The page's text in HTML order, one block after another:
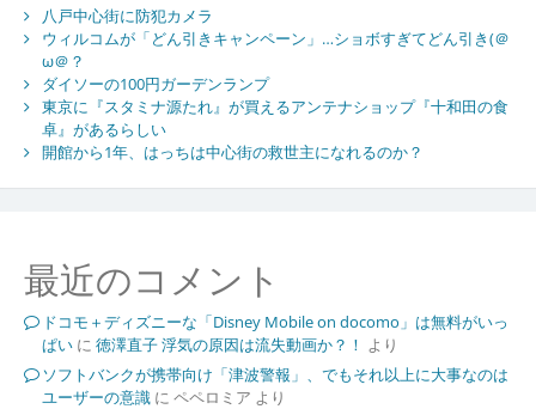
八戸中心街に防犯カメラ
ウィルコムが「どん引きキャンペーン」…ショボすぎてどん引き(＠
ω＠？
ダイソーの100円ガーデンランプ
東京に『スタミナ源たれ』が買えるアンテナショップ『十和田の食
卓』があるらしい
開館から1年、はっちは中心街の救世主になれるのか？
最近のコメント
ドコモ＋ディズニーな「Disney Mobile on docomo」は無料がいっ
ぱいに 徳澤直子 浮気の原因は流失動画か？！ より
ソフトバンクが携帯向け「津波警報」、でもそれ以上に大事なのは
ユーザーの意識に ペペロミア より